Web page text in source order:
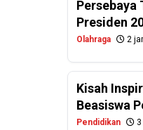
Persebaya
Presiden
Olahraga 2
Kisah
Beasiswa
Pendidikan